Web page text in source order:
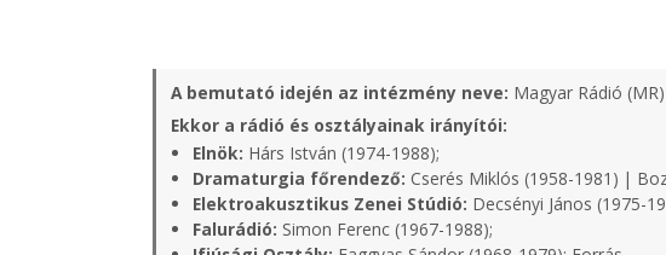
A bemutató idején az intézmény neve: Magyar Rádió (MR)
Ekkor a rádió és osztályainak irányítói:
Elnök: Hárs István (1974-1988);
Dramaturgia főrendező: Cserés Miklós (1958-1981) |
Elektroakusztikus Zenei Stúdió: Decsényi János (1975-
Falurádió: Simon Ferenc (1967-1988);